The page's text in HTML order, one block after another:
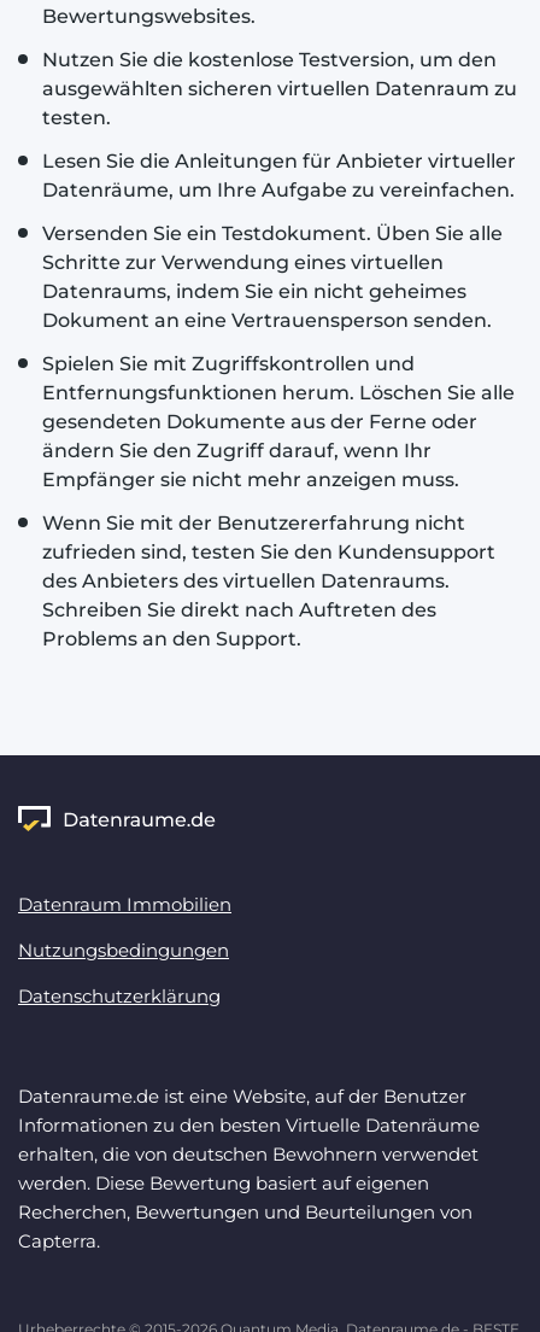
Bewertungswebsites.
Nutzen Sie die kostenlose Testversion, um den
ausgewählten sicheren virtuellen Datenraum zu
testen.
Lesen Sie die Anleitungen für Anbieter virtueller
Datenräume, um Ihre Aufgabe zu vereinfachen.
Versenden Sie ein Testdokument. Üben Sie alle
Schritte zur Verwendung eines virtuellen
Datenraums, indem Sie ein nicht geheimes
Dokument an eine Vertrauensperson senden.
Spielen Sie mit Zugriffskontrollen und
Entfernungsfunktionen herum. Löschen Sie alle
gesendeten Dokumente aus der Ferne oder
ändern Sie den Zugriff darauf, wenn Ihr
Empfänger sie nicht mehr anzeigen muss.
Wenn Sie mit der Benutzererfahrung nicht
zufrieden sind, testen Sie den Kundensupport
des Anbieters des virtuellen Datenraums.
Schreiben Sie direkt nach Auftreten des
Problems an den Support.
Datenraume.de ist eine Website, auf der Benutzer
Informationen zu den besten Virtuelle Datenräume
erhalten, die von deutschen Bewohnern verwendet
werden. Diese Bewertung basiert auf eigenen
Recherchen, Bewertungen und Beurteilungen von
Capterra.
Datenraum Immobilien
Nutzungsbedingungen
Datenschutzerklärung